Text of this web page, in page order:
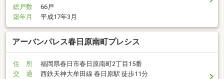
総戸数
66戸
築年月
平成17年3月
アーバンパレス春日原南町プレシス
住 所
福岡県春日市春日原南町2丁目15番
交 通
西鉄天神大牟田線 春日原駅 徒歩11分